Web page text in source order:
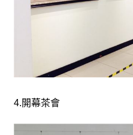
4.開幕茶會